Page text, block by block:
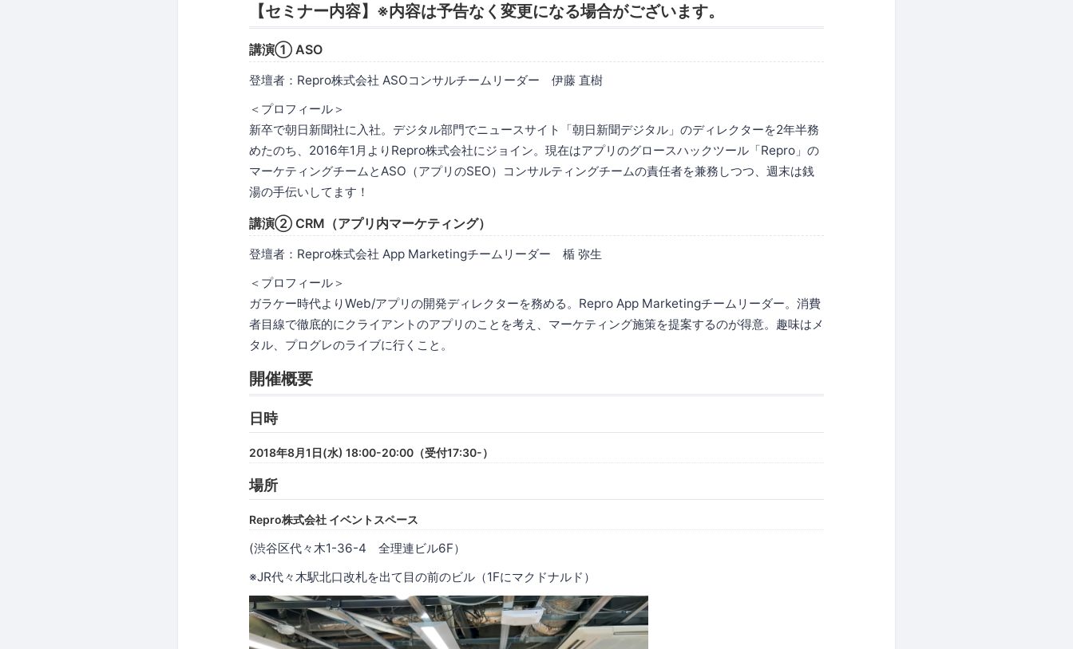
【セミナー内容】※内容は予告なく変更になる場合がございます。
講演① ASO
登壇者：Repro株式会社 ASOコンサルチームリーダー 伊藤 直樹
＜プロフィール＞
新卒で朝日新聞社に入社。デジタル部門でニュースサイト「朝日新聞デジタル」のディレクターを2年半務
めたのち、2016年1月よりRepro株式会社にジョイン。現在はアプリのグロースハックツール「Repro」の
マーケティングチームとASO（アプリのSEO）コンサルティングチームの責任者を兼務しつつ、週末は銭
湯の手伝いしてます！
講演② CRM（アプリ内マーケティング）
登壇者：Repro株式会社 App Marketingチームリーダー 楯 弥生
＜プロフィール＞
ガラケー時代よりWeb/アプリの開発ディレクターを務める。Repro App Marketingチームリーダー。消費
者目線で徹底的にクライアントのアプリのことを考え、マーケティング施策を提案するのが得意。趣味はメ
タル、プログレのライブに行くこと。
開催概要
日時
2018年8月1日(水) 18:00-20:00（受付17:30-）
場所
Repro株式会社 イベントスペース
(渋谷区代々木1-36-4 全理連ビル6F）
※JR代々木駅北口改札を出て目の前のビル（1Fにマクドナルド）